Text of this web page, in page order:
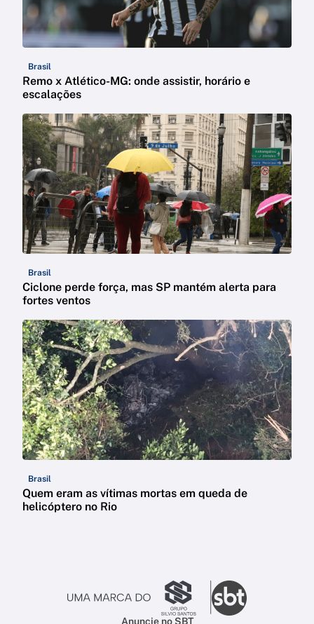
Brasil
Remo x Atlético-MG: onde assistir, horário e
escalações
Brasil
Ciclone perde força, mas SP mantém alerta para
fortes ventos
Brasil
Quem eram as vítimas mortas em queda de
helicóptero no Rio
Anuncie no SBT